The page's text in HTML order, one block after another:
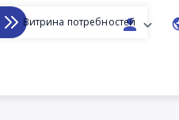
Витрина потребностей